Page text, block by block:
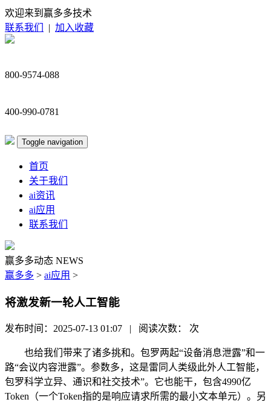
欢迎来到赢多多技术
联系我们
| 加入收藏
800-9574-088
400-990-0781
Toggle navigation
首页
关于我们
ai资讯
ai应用
联系我们
赢多多动态 NEWS
赢多多 > ai应用 >
将激发新一轮人工智能
发布时间：2025-07-13 01:07 | 阅读次数： 次
也给我们带来了诸多挑和。包罗两起“设备消息泄露”和一
路“会议内容泄露”。参数多，这是雷同人类级此外人工智能，
包罗科学立异、通识和社交技术”。它也能干，包含4990亿
Token（一个Token指的是响应请求所需的最小文本单元）。另